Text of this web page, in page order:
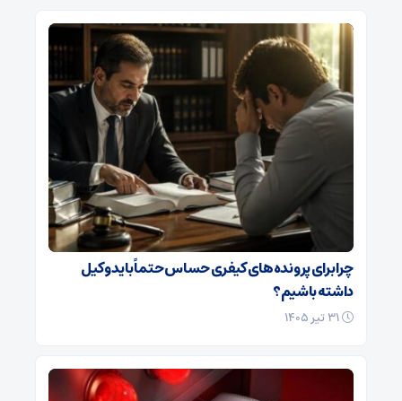
چرا برای پرونده‌های کیفری حساس حتماً باید وکیل
داشته باشیم؟